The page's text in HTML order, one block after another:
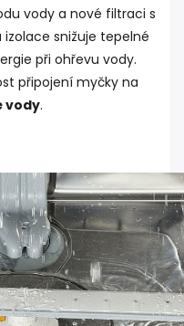
vody a nové filtraci s
snižuje tepelné
při ohřevu vody.
připojení myčky na
vody.